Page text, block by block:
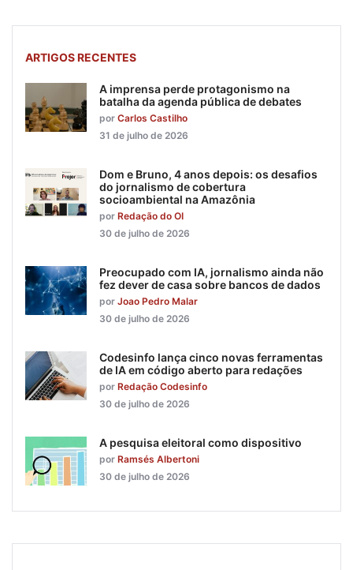
ARTIGOS RECENTES
A imprensa perde protagonismo na
batalha da agenda pública de debates
por Carlos Castilho
31 de julho de 2026
Dom e Bruno, 4 anos depois: os desafios
do jornalismo de cobertura
socioambiental na Amazônia
por Redação do OI
30 de julho de 2026
Preocupado com IA, jornalismo ainda não
fez dever de casa sobre bancos de dados
por Joao Pedro Malar
30 de julho de 2026
Codesinfo lança cinco novas ferramentas
de IA em código aberto para redações
por Redação Codesinfo
30 de julho de 2026
A pesquisa eleitoral como dispositivo
por Ramsés Albertoni
30 de julho de 2026